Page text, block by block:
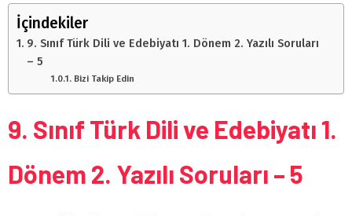
İçindekiler
9. Sınıf Türk Dili ve Edebiyatı 1. Dönem 2. Yazılı Soruları
– 5
Bizi Takip Edin
9. Sınıf Türk Dili ve Edebiyatı 1.
Dönem 2. Yazılı Soruları – 5